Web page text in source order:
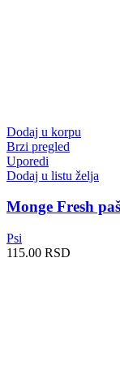
Dodaj u korpu
Brzi pregled
Uporedi
Dodaj u listu želja
Monge Fresh
Psi
115.00 RSD